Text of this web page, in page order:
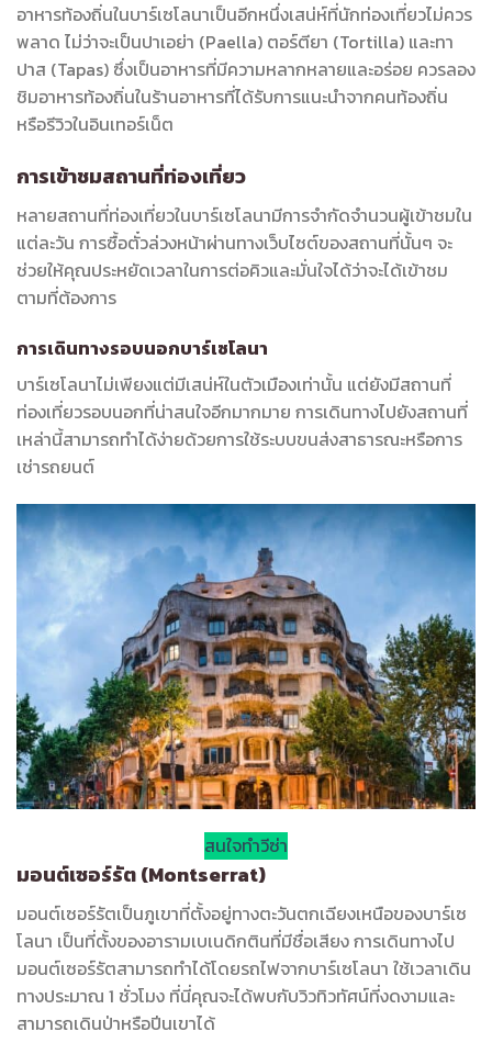
อาหารท้องถิ่นในบาร์เซโลนาเป็นอีกหนึ่งเสน่ห์ที่นักท่องเที่ยวไม่ควร
พลาด ไม่ว่าจะเป็นปาเอย่า (Paella) ตอร์ตียา (Tortilla) และทา
ปาส (Tapas) ซึ่งเป็นอาหารที่มีความหลากหลายและอร่อย ควรลอง
ชิมอาหารท้องถิ่นในร้านอาหารที่ได้รับการแนะนำจากคนท้องถิ่น
หรือรีวิวในอินเทอร์เน็ต
การเข้าชมสถานที่ท่องเที่ยว
หลายสถานที่ท่องเที่ยวในบาร์เซโลนามีการจำกัดจำนวนผู้เข้าชมใน
แต่ละวัน การซื้อตั๋วล่วงหน้าผ่านทางเว็บไซต์ของสถานที่นั้นๆ จะ
ช่วยให้คุณประหยัดเวลาในการต่อคิวและมั่นใจได้ว่าจะได้เข้าชม
ตามที่ต้องการ
การเดินทางรอบนอกบาร์เซโลนา
บาร์เซโลนาไม่เพียงแต่มีเสน่ห์ในตัวเมืองเท่านั้น แต่ยังมีสถานที่
ท่องเที่ยวรอบนอกที่น่าสนใจอีกมากมาย การเดินทางไปยังสถานที่
เหล่านี้สามารถทำได้ง่ายด้วยการใช้ระบบขนส่งสาธารณะหรือการ
เช่ารถยนต์
สนใจทำวีซ่า
มอนต์เซอร์รัต (Montserrat)
มอนต์เซอร์รัตเป็นภูเขาที่ตั้งอยู่ทางตะวันตกเฉียงเหนือของบาร์เซ
โลนา เป็นที่ตั้งของอารามเบเนดิกตินที่มีชื่อเสียง การเดินทางไป
มอนต์เซอร์รัตสามารถทำได้โดยรถไฟจากบาร์เซโลนา ใช้เวลาเดิน
ทางประมาณ 1 ชั่วโมง ที่นี่คุณจะได้พบกับวิวทิวทัศน์ที่งดงามและ
สามารถเดินป่าหรือปีนเขาได้